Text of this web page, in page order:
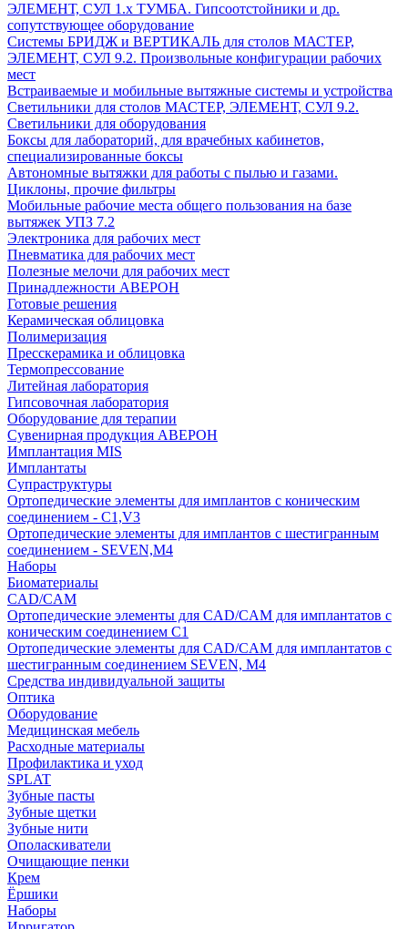
ЭЛЕМЕНТ, СУЛ 1.х ТУМБА. Гипсоотстойники и др.
сопутствующее оборудование
Системы БРИДЖ и ВЕРТИКАЛЬ для столов МАСТЕР,
ЭЛЕМЕНТ, СУЛ 9.2. Произвольные конфигурации рабочих
мест
Встраиваемые и мобильные вытяжные системы и устройства
Светильники для столов МАСТЕР, ЭЛЕМЕНТ, СУЛ 9.2.
Светильники для оборудования
Боксы для лабораторий, для врачебных кабинетов,
специализированные боксы
Автономные вытяжки для работы с пылью и газами.
Циклоны, прочие фильтры
Мобильные рабочие места общего пользования на базе
вытяжек УПЗ 7.2
Электроника для рабочих мест
Пневматика для рабочих мест
Полезные мелочи для рабочих мест
Принадлежности АВЕРОН
Готовые решения
Керамическая облицовка
Полимеризация
Пресскерамика и облицовка
Термопрессование
Литейная лаборатория
Гипсовочная лаборатория
Оборудование для терапии
Сувенирная продукция АВЕРОН
Имплантация MIS
Имплантаты
Супраструктуры
Ортопедические элементы для имплантов с коническим
соединением - C1,V3
Ортопедические элементы для имплантов с шестигранным
соединением - SEVEN,M4
Наборы
Биоматериалы
CAD/CAM
Ортопедические элементы для CAD/CAM для имплантатов с
коническим соединением С1
Ортопедические элементы для CAD/CAM для имплантатов с
шестигранным соединением SEVEN, М4
Средства индивидуальной защиты
Оптика
Оборудование
Медицинская мебель
Расходные материалы
Профилактика и уход
SPLAT
Зубные пасты
Зубные щетки
Зубные нити
Ополаскиватели
Очищающие пенки
Крем
Ёршики
Наборы